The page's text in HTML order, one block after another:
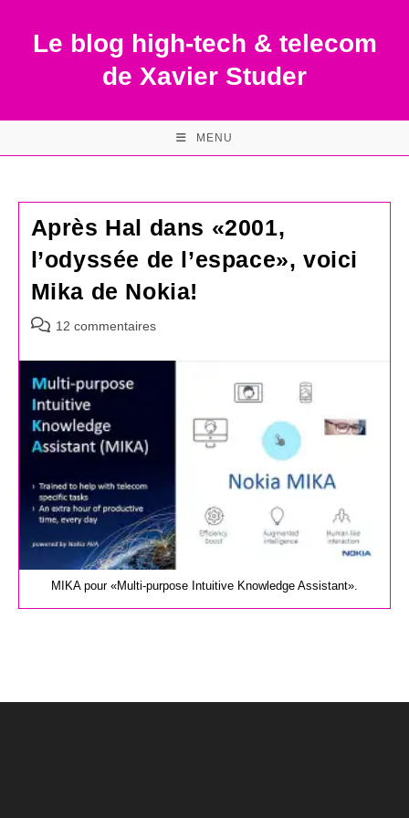
contentLe blog high-tech & telecom
de Xavier Studer
MENU
Après Hal dans «2001,
l’odyssée de l’espace», voici
Mika de Nokia!
Commentaires
la
publication :
12 commentaires
MIKA pour «Multi-purpose Intuitive Knowledge Assistant».